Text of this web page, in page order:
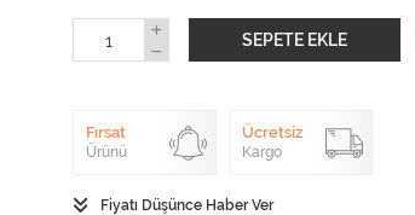
SEPETE EKLE
Fırsat
Ürünü
Ücretsiz
Kargo
Fiyatı Düşünce Haber Ver